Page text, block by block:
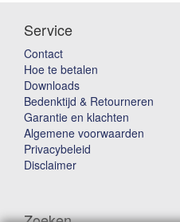
Service
Contact
Hoe te betalen
Downloads
Bedenktijd & Retourneren
Garantie en klachten
Algemene voorwaarden
Privacybeleid
Disclaimer